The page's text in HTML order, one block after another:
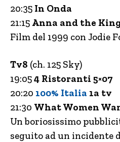
20:35 In Onda
21:15 Anna and the
Film del 1999 con Jodie
Tv8 (ch. 125 Sky)
19:054 Ristoranti 5×07
20:20 100% Italia 1a tv
21:30 What Women
Un boriosissimo
seguito ad un incidente